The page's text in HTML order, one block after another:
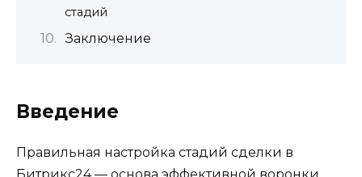
стадий
Заключение
Введение
Правильная настройка стадий сделки в